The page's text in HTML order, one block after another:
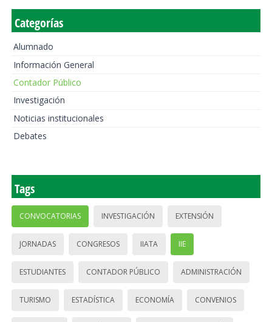
Categorías
Alumnado
Información General
Contador Público
Investigación
Noticias institucionales
Debates
Tags
CONVOCATORIAS INVESTIGACIÓN EXTENSIÓN
JORNADAS CONGRESOS IIATA IIE
ESTUDIANTES CONTADOR PÚBLICO ADMINISTRACIÓN
TURISMO ESTADÍSTICA ECONOMÍA CONVENIOS